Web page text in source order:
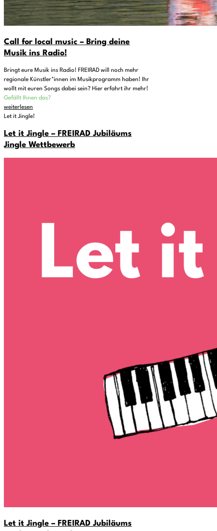
Call for local music – Bring deine
Musik ins Radio!
Bringt eure Musik ins Radio! FREIRAD will noch mehr
regionale Künstler*innen im Musikprogramm haben! Ihr
wollt mit euren Songs dabei sein? Hier erfahrt ihr mehr!
Gefällt Ihnen das?
weiterlesen
Let it Jingle!
Let it Jingle – FREIRAD Jubiläums
Jingle Wettbewerb
Let it Jingle – FREIRAD Jubiläums